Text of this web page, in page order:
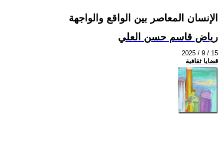
الإنسان المعاصر بين الواقع والواجهة
رياض قاسم حسن العلي
2025 / 9 / 15
قضايا ثقافية